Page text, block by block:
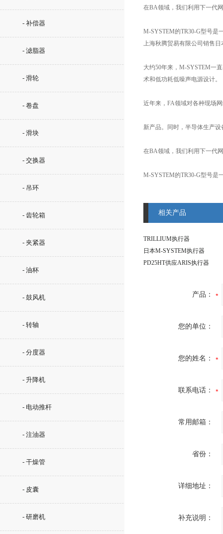
- 补偿器
- 滤脂器
- 滑轮
- 卷盘
- 滑块
- 交换器
- 吊环
- 齿轮箱
- 夹紧器
- 油杯
- 鼓风机
- 转轴
- 分度器
- 升降机
- 电动推杆
- 注油器
- 干燥管
- 皮囊
- 研磨机
在BA领域，我们利用下一代
M-SYSTEM的TR30-G型号
上海秋腾贸易有限公司销售日
大约50年来，M-SYSTEM一
术和低功耗低噪声电源设计。
近年来，FA领域对各种现场
新产品。同时，半导体生产
在BA领域，我们利用下一代
M-SYSTEM的TR30-G型号
相关产品
TRILLIUM执行器
日本M-SYSTEM执行器
PD25HT供应ARIS执行器
产品：
您的单位：
您的姓名：
联系电话：
常用邮箱：
省份：
详细地址：
补充说明：